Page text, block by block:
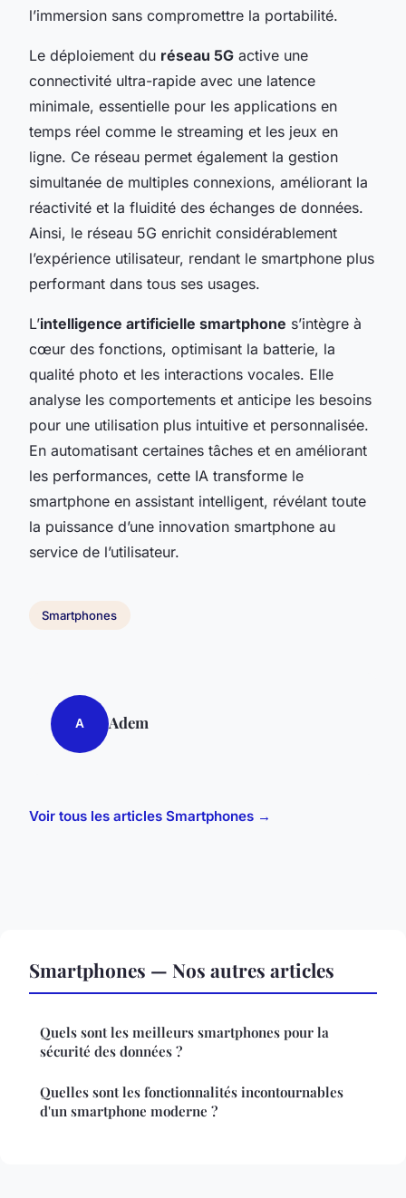
l’immersion sans compromettre la portabilité.
Le déploiement du réseau 5G active une
connectivité ultra-rapide avec une latence
minimale, essentielle pour les applications en
temps réel comme le streaming et les jeux en
ligne. Ce réseau permet également la gestion
simultanée de multiples connexions, améliorant la
réactivité et la fluidité des échanges de données.
Ainsi, le réseau 5G enrichit considérablement
l’expérience utilisateur, rendant le smartphone plus
performant dans tous ses usages.
L’intelligence artificielle smartphone s’intègre à
cœur des fonctions, optimisant la batterie, la
qualité photo et les interactions vocales. Elle
analyse les comportements et anticipe les besoins
pour une utilisation plus intuitive et personnalisée.
En automatisant certaines tâches et en améliorant
les performances, cette IA transforme le
smartphone en assistant intelligent, révélant toute
la puissance d’une innovation smartphone au
service de l’utilisateur.
Smartphones
A Adem
Voir tous les articles Smartphones →
Smartphones — Nos autres articles
Quels sont les meilleurs smartphones pour la
sécurité des données ?
Quelles sont les fonctionnalités incontournables
d'un smartphone moderne ?